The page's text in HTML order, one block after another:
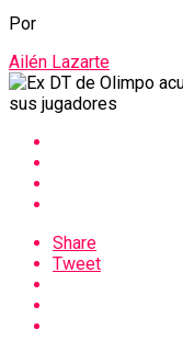
Por
Ailén Lazarte
Share
Tweet